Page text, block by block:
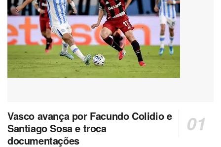
Vasco avança por Facundo Colidio e
Santiago Sosa e troca
documentações